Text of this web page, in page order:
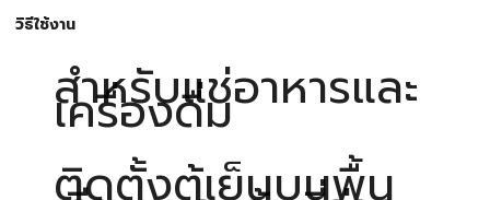
วิธีใช้งาน
สำหรับแช่อาหารและ
เครื่องดื่ม
ติดตั้งตู้เย็นบนพื้น